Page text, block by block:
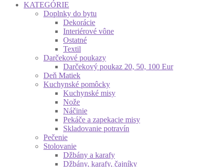
KATEGÓRIE
Doplnky do bytu
Dekorácie
Interiérové vône
Ostatné
Textil
Darčekové poukazy
Darčekový poukaz 20, 50, 100 Eur
Deň Matiek
Kuchynské pomôcky
Kuchynské misy
Nože
Náčinie
Pekáče a zapekacie misy
Skladovanie potravín
Pečenie
Stolovanie
Džbány a karafy
Džbány, karafy, čajníky